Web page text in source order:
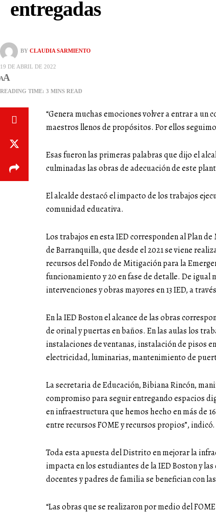
entregadas
BY CLAUDIA SARMIENTO
19 DE ABRIL DE 2022
A
READING TIME: 3 MINS READ
“Genera muchas emociones volver a entrar a
maestros llenos de propósitos. Por ellos
Esas fueron las primeras palabras que dijo el
culminadas las obras de adecuación de este
El alcalde destacó el impacto de los trabajos
comunidad educativa.
Los trabajos en esta IED corresponden al Plan
de Barranquilla, que desde el 2021 se viene
recursos del Fondo de Mitigación para la
funcionamiento y 20 en fase de detalle. De
intervenciones y obras mayores en 13 IED, a
En la IED Boston el alcance de las obras
de orinal y puertas en baños. En las aulas los
instalaciones de ventanas, instalación de pisos
electricidad, luminarias, mantenimiento de
La secretaria de Educación, Bibiana Rincón,
compromiso para seguir entregando espacios
en infraestructura que hemos hecho en más de
entre recursos FOME y recursos propios”, indicó.
Toda esta apuesta del Distrito en mejorar la
impacta en los estudiantes de la IED Boston y
docentes y padres de familia se benefician con
“Las obras que se realizaron por medio del